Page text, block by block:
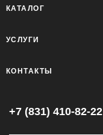
КАТАЛОГ
УСЛУГИ
КОНТАКТЫ
+7 (831) 410-82-22